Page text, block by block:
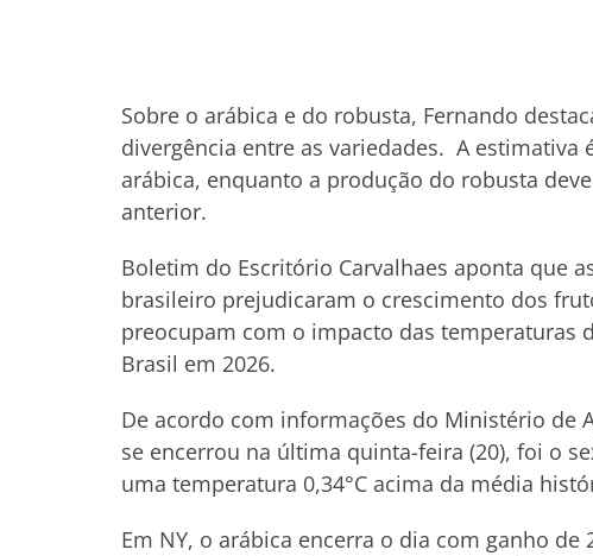
Sobre o arábica e do robusta, Fernando
divergência entre as variedades. A
arábica, enquanto a produção do robusta
anterior.
Boletim do Escritório Carvalhaes aponta que
brasileiro prejudicaram o crescimento dos
preocupam com o impacto das temperaturas
Brasil em 2026.
De acordo com informações do Ministério de
se encerrou na última quinta-feira (20), foi o
uma temperatura 0,34°C acima da média
Em NY, o arábica encerra o dia com ganho